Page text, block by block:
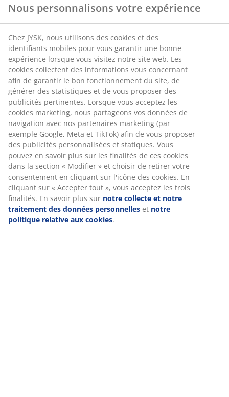
Chaise empilable noire avec assise et dossier en
polypropylène tissé et un cadre en aluminium peint
par poudrage. L'aluminium est un matériau léger et
robuste qui ne rouille pas. La chaise de jardin peut être
empilée pour un rangement compact.
Numéro d’article: 3798700
Instructions de montage
Spécifications
Avis
(70)
Nous personnalisons votre expérience
Chez JYSK, nous utilisons des cookies et des
identifiants mobiles pour vous garantir une bonne
expérience lorsque vous visitez notre site web. Les
cookies collectent des informations vous concernant
afin de garantir le bon fonctionnement du site, de
générer des statistiques et de vous proposer des
publicités pertinentes. Lorsque vous acceptez les
cookies marketing, nous partageons vos données de
navigation avec nos partenaires marketing (par
exemple Google, Meta et TikTok) afin de vous proposer
des publicités personnalisées et statiques. Vous
pouvez en savoir plus sur les finalités de ces cookies
dans la section « Modifier » et choisir de retirer votre
consentement en cliquant sur l'icône des cookies. En
cliquant sur « Accepter tout », vous acceptez les trois
finalités. En savoir plus sur notre collecte et notre
traitement des données personnelles et notre
politique relative aux cookies.